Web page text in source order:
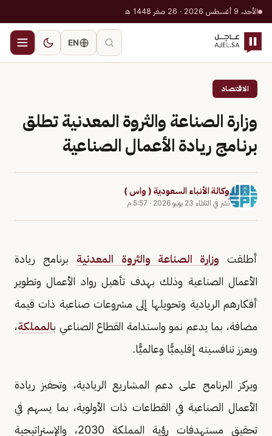
الأحد، 9 أغسطس 2026 · 26 صفر 1448 هـ
EN
الاقتصاد
وزارة الصناعة والثروة المعدنية تطلق
برنامج ريادة الأعمال الصناعية
وكالة الأنباء السعودية ( واس )
نُشر في الثلاثاء 23 يونيو 2026 · 5:57 م
أطلقت وزارة الصناعة والثروة المعدنية برنامج ريادة
الأعمال الصناعية وذلك بهدف تأهيل رواد الأعمال وتطوير
أفكارهم الريادية وتحويلها إلى مشروعات صناعية ذات قيمة
مضافة، بما يدعم نمو واستدامة القطاع الصناعي بالمملكة،
ويعزز تنافسيته إقليميًّا وعالميًّا.
ويركز البرنامج على دعم المشاريع الريادية، وتحفيز ريادة
الأعمال الصناعية في القطاعات ذات الأولوية، بما يسهم في
تحقيق مستهدفات رؤية المملكة 2030، والإستراتيجية